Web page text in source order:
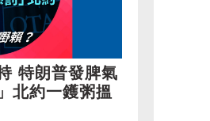
特朗普發脾氣
北約一鑊粥搵